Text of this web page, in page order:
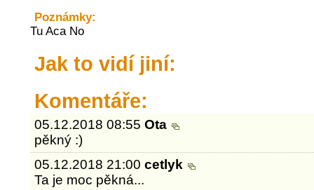
Poznámky:
Tu Aca No
Jak to vidí jiní:
Komentáře:
05.12.2018 08:55Ota
pěkný :)
05.12.2018 21:00cetlyk
Ta je moc pěkná...